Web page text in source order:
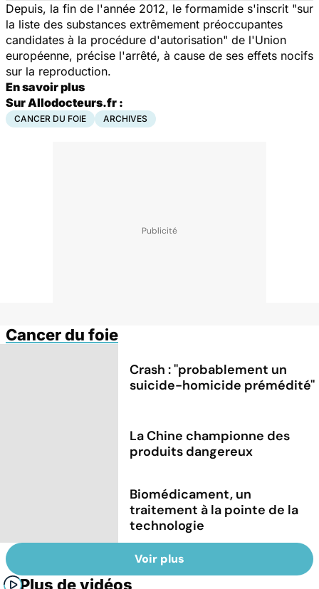
Depuis, la fin de l'année 2012, le formamide s'inscrit "sur
la liste des substances extrêmement préoccupantes
candidates à la procédure d'autorisation" de l'Union
européenne, précise l'arrêté, à cause de ses effets nocifs
sur la reproduction.
En savoir plus
Sur Allodocteurs.fr :
CANCER DU FOIE ARCHIVES
Cancer du foie
Crash : ''probablement un
suicide-homicide prémédité''
La Chine championne des
produits dangereux
Biomédicament, un
traitement à la pointe de la
technologie
Voir plus
Plus de vidéos